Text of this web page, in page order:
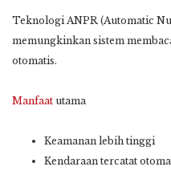
Teknologi ANPR (Automatic
memungkinkan sistem
otomatis.
Manfaat utama
Keamanan lebih tinggi
Kendaraan tercatat